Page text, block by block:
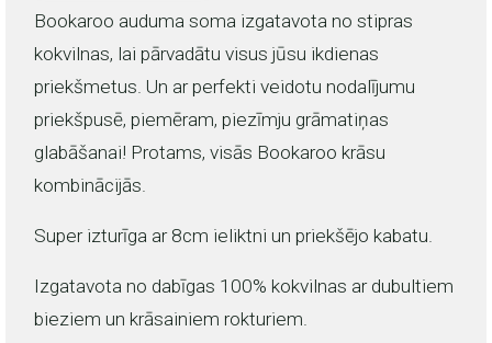
Bookaroo auduma soma izgatavota no stipras
kokvilnas, lai pārvadātu visus jūsu ikdienas
priekšmetus. Un ar perfekti veidotu nodalījumu
priekšpusē, piemēram, piezīmju grāmatiņas
glabāšanai! Protams, visās Bookaroo krāsu
kombinācijās.
Super izturīga ar 8cm ieliktni un priekšējo kabatu.
Izgatavota no dabīgas 100% kokvilnas ar dubultiem
bieziem un krāsainiem rokturiem.